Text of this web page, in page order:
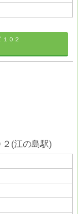
１０２
(江の島駅)